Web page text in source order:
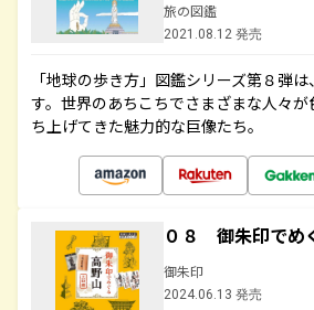
旅の図鑑
2021.08.12 発売
「地球の歩き方」図鑑シリーズ第８弾
す。世界のあちこちでさまざまな人々
ち上げてきた魅力的な巨像たち。
０８ 御朱印でめ
御朱印
2024.06.13 発売